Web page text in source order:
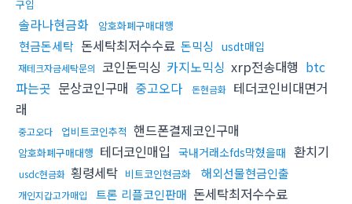
구입
솔라나현금화 암호화폐구매대행
현금돈세탁 돈세탁최저수수료 돈믹싱 usdt매입
재테크자금세탁문의 코인돈믹싱 카지노믹싱 xrp전송대행 btc
파는곳 문상코인구매 중고오다 돈현금화 테더코인비대면거
래
중고오다 업비트코인추적 핸드폰결제코인구매
암호화폐구매대행 테더코인매입 국내거래소fds막혔을때 환치기
usdc현금화 횡령세탁 비트코인현금화 해외선물현금인출
개인지갑고가매입 트론 리플코인판매 돈세탁최저수수료